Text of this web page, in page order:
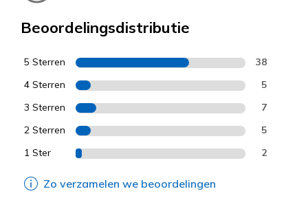
Beoordelingsdistributie
5 Sterren 38
4 Sterren 5
3 Sterren 7
2 Sterren 5
1 Ster 2
Zo verzamelen we beoordelingen